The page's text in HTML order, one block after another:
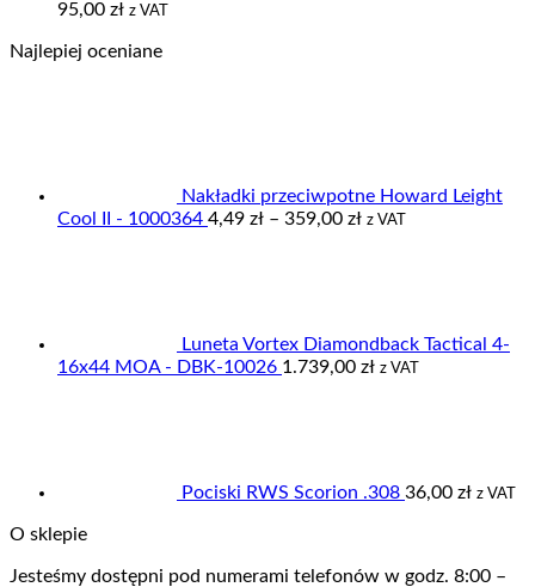
95,00 złZakres
od
z VAT
Najlepiej oceniane
Nakładki przeciwpotne Howard Leight
Cool II - 1000364 4,49 zł – 359,00 złZakres
z VAT
Luneta Vortex Diamondback Tactical 4-
16x44 MOA - DBK-10026 1.739,00 zł z VAT
Pociski RWS Scorion .308 36,00 zł z VAT
O sklepie
Jesteśmy dostępni pod numerami telefonów w godz. 8:00 –